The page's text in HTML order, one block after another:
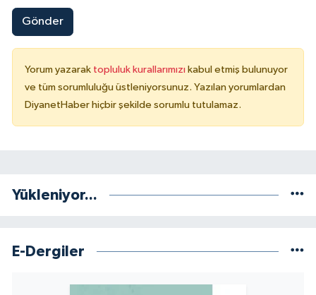
Gönder
Yorum yazarak topluluk kurallarımızı kabul etmiş bulunuyor
ve tüm sorumluluğu üstleniyorsunuz. Yazılan yorumlardan
DiyanetHaber hiçbir şekilde sorumlu tutulamaz.
Yükleniyor...
E-Dergiler
Muş Müftülüğü
Niğde Müftülüğü
Rize Müftülüğü
Samsun Müftülüğü